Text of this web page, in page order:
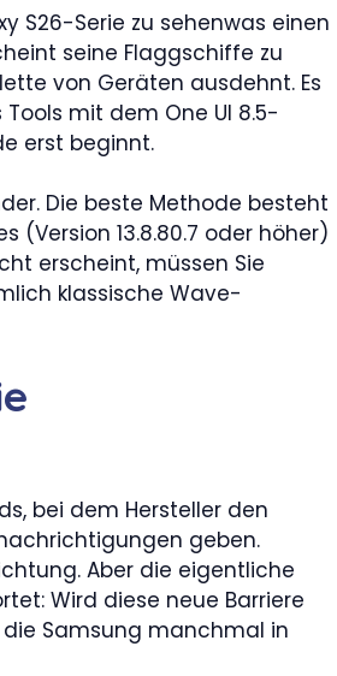
S26-Serie zu sehenwas einen
seine Flaggschiffe zu
von Geräten ausdehnt. Es
mit dem One UI 8.5-
erst beginnt.
Die beste Methode besteht
(Version 13.8.80.7 oder höher)
erscheint, müssen Sie
klassische Wave-
bei dem Hersteller den
geben.
Aber die eigentliche
Wird diese neue Barriere
Samsung manchmal in